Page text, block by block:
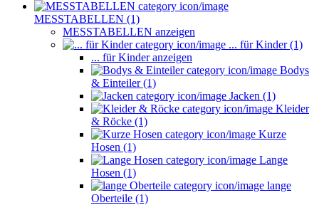
MESSTABELLEN (1)
MESSTABELLEN anzeigen
... für Kinder (1)
... für Kinder anzeigen
Bodys
& Einteiler (1)
Jacken (1)
Kleider
& Röcke (1)
Kurze
Hosen (1)
Lange
Hosen (1)
lange
Oberteile (1)